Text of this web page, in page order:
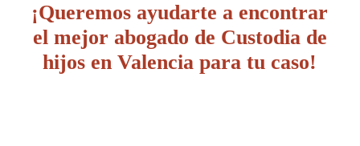
¡Queremos ayudarte a encontrar
el mejor abogado de Custodia de
hijos en Valencia para tu caso!